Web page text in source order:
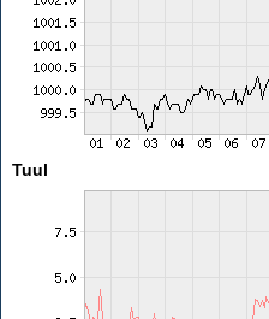
Tuul